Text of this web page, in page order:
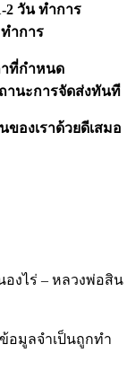
2 วัน ทำการ
ทำการ
าที่กำหนด
านะการจัดส่งทันที
องเราด้วยดีเสมอ
งไร่ – หลวงพ่อสิน
อมูลจำเป็นถูกทำ